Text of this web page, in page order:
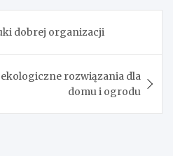
zdrowe desery?
zdrowych deserów należą
z fasoli, wegańskie muffinki z
desery z owocami, takie jak
naturalnym.
może być pudding chia.
a następnie odstawić do